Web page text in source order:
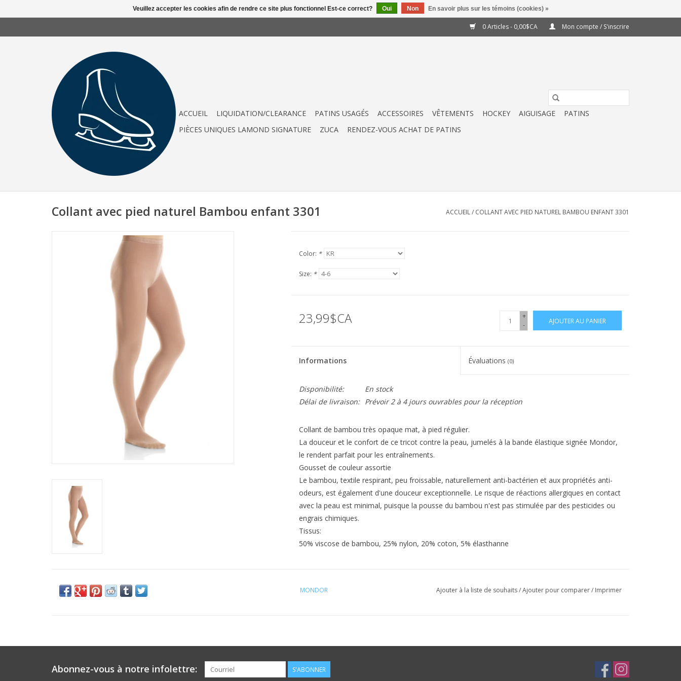
0 Articles - 0,00$CA Mon compte / S'inscrire
ACCUEIL LIQUIDATION/CLEARANCE PATINS USAGÉS ACCESSOIRES VÊTEMENTS HOCKEY AIGUISAGE
PATINS
PIÈCES UNIQUES LAMOND SIGNATURE
ZUCA RENDEZ-VOUS ACHAT DE PATINS
Collant avec pied naturel Bambou enfant 3301 ACCUEIL/ COLLANT AVEC PIED NATUREL BAMBOU ENFANT 3301
Color: *
Size: *
23,99$CA
+
-
AJOUTER AU PANIER
Informations Évaluations(0)
Disponibilité:
En stock
Délai de livraison:
Prévoir 2 à 4 jours ouvrables pour la réception
Collant de bambou très opaque mat, à pied régulier.
La douceur et le confort de ce tricot contre la peau, jumelés à la bande élastique signée Mondor,
le rendent parfait pour les entraînements.
Gousset de couleur assortie
Le bambou, textile respirant, peu froissable, naturellement anti-bactérien et aux propriétés anti-
odeurs, est également d'une douceur exceptionnelle. Le risque de réactions allergiques en contact
avec la peau est minimal, puisque la pousse du bambou n'est pas stimulée par des pesticides ou
engrais chimiques.
Tissus:
50% viscose de bambou, 25% nylon, 20% coton, 5% élasthanne
MONDOR Ajouter à la liste de souhaits/Ajouter pour comparer/ Imprimer
Abonnez-vous à notre infolettre: S'ABONNER
Veuillez accepter les cookies afin de rendre ce site plus fonctionnel Est-ce correct? Oui Non En savoir plus sur les témoins (cookies) »